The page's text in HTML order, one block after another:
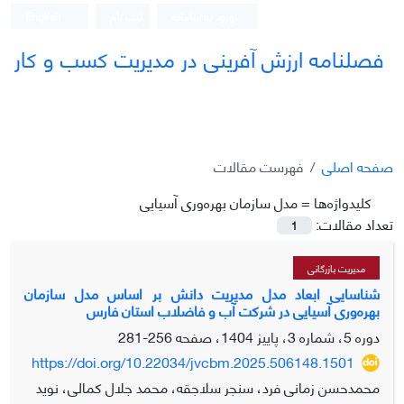
فصلنامه ارزش آفرینی در مدیریت کسب و کار
صفحه اصلی
فهرست مقالات
کلیدواژه‌ها =مدل سازمان بهره‌وری آسیایی
تعداد مقالات:
1
مدیریت بازرگانی
شناسایی ابعاد مدل مدیریت دانش بر اساس مدل سازمان
بهره‌وری آسیایی در شرکت آب و فاضلاب استان فارس
دوره 5، شماره 3، پاییز 1404، صفحه
256-281
https://doi.org/10.22034/jvcbm.2025.506148.1501
محمدحسن زمانی فرد، سنجر سلاجقه، محمد جلال کمالی، نوید